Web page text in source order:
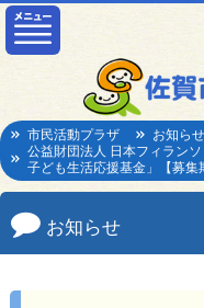
市民活動プラザ お知らせ
公益財団法人 日本フィラン
子ども生活応援基金」【募集
お知らせ